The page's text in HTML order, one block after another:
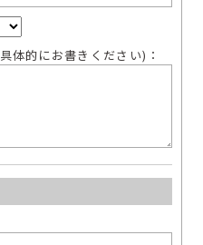
体的にお書きください)：